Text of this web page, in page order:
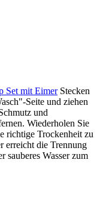
Set mit Eimer Stecken
Seite und ziehen
und
Wiederholen Sie
richtige Trockenheit zu
erreicht die Trennung
sauberes Wasser zum